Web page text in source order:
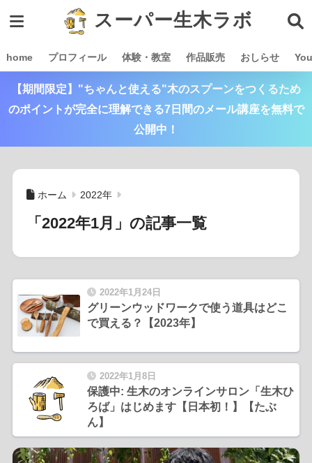
スーパー生木ラボ
home プロフィール 体験・教室 作品販売 おしらせ
【期間限定】"ちゃんと使える"木のスプーンをつくるため
のポイントが完全に理解できる7日間のメール講座を無料で
公開中！
ホーム 2022年
「2022年1月」の記事一覧
2022年1月24日
グリーンウッドワークで使う道具はどこ
で買える？【2023年】
2022年1月8日
保護中: 生木のオンラインサロン「生木ひ
ろば」はじめます【日本初！】【たぶ
ん】